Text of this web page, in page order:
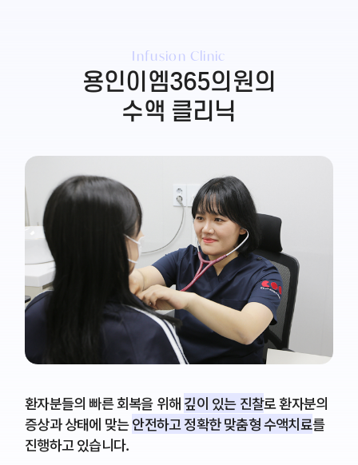
Infusion Clinic
용인이엠365의원의
수액 클리닉
환자분들의 빠른 회복을 위해 깊이 있는 진찰로 환자분의
증상과 상태에 맞는안전하고 정확한 맞춤형 수액치료를
진행하고 있습니다.